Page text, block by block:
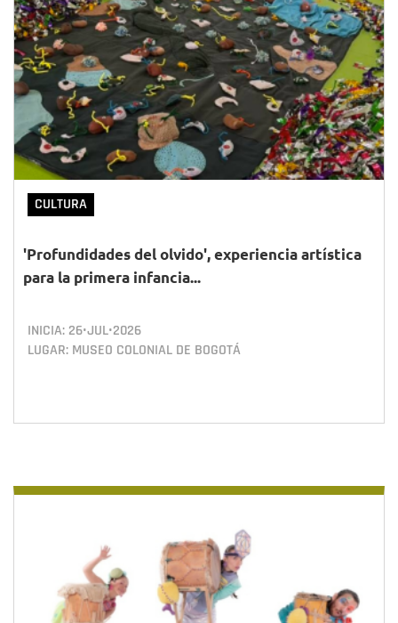
CULTURA
'Profundidades del olvido', experiencia artística
para la primera infancia...
INICIA: 26•JUL•2026
LUGAR: MUSEO COLONIAL DE BOGOTÁ